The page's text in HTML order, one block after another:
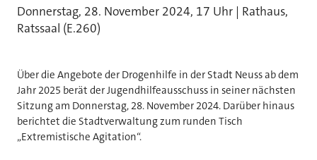
Donnerstag, 28. November 2024, 17 Uhr | Rathaus,
Ratssaal (E.260)
Über die Angebote der Drogenhilfe in der Stadt Neuss ab dem
Jahr 2025 berät der Jugendhilfeausschuss in seiner nächsten
Sitzung am Donnerstag, 28. November 2024. Darüber hinaus
berichtet die Stadtverwaltung zum runden Tisch
„Extremistische Agitation“.